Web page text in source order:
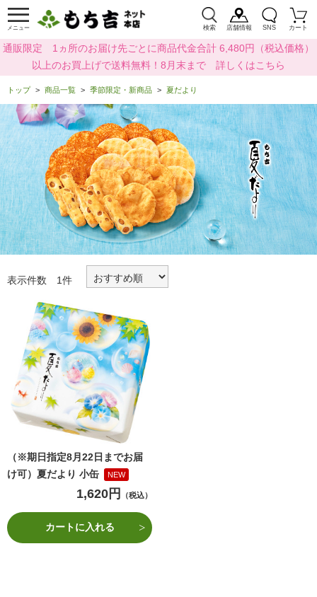
メニュー 検索 店舗情報 SNS カート
通販限定 1ヵ所のお届け先ごとに商品代金合計 6,480円（税込価格）
以上のお買上げで送料無料！8月末まで 詳しくはこちら
トップ 商品一覧 季節限定・新商品 夏だより
表示件数 1件
（※期日指定8月22日までお届
け可）夏だより 小缶
NEW
1,620円 （税込）
カートに入れる